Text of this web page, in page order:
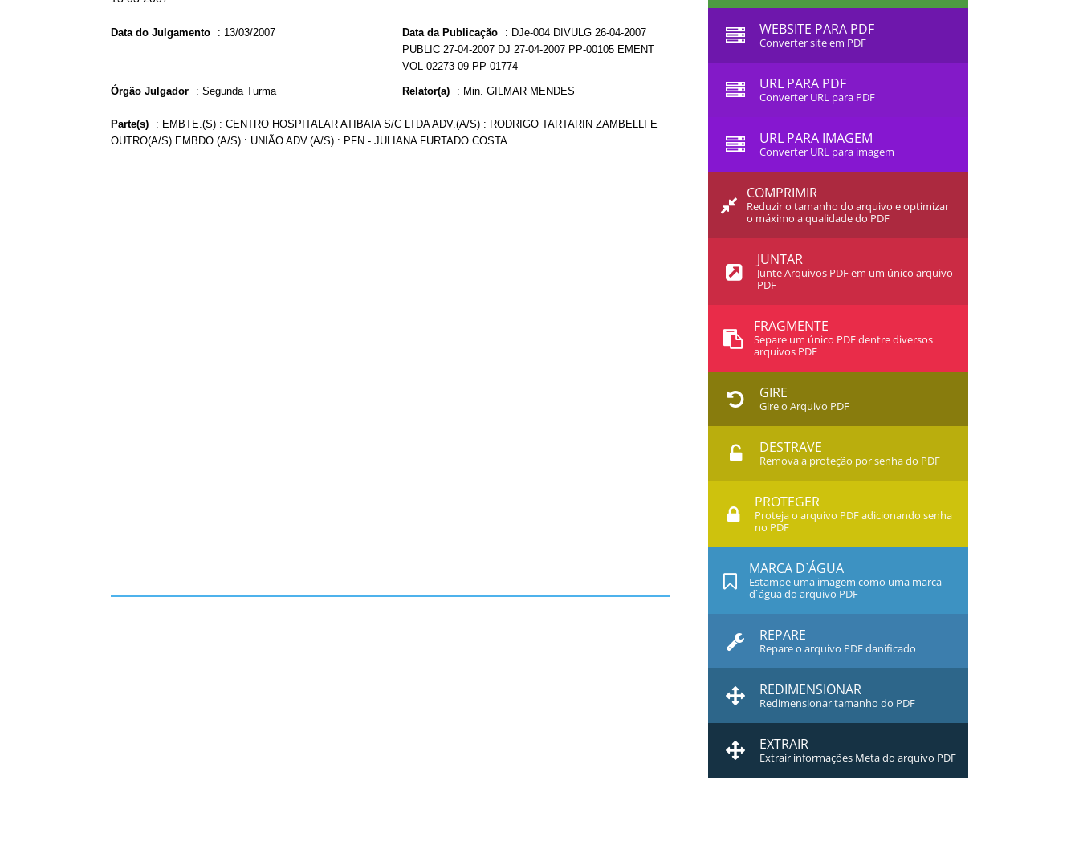
Data do Julgamento : 13/03/2007 Data da Publicação : DJe-004 DIVULG 26-04-2007
PUBLIC 27-04-2007 DJ 27-04-2007 PP-00105 EMENT
VOL-02273-09 PP-01774
Órgão Julgador : Segunda Turma Relator(a) : Min. GILMAR MENDES
Parte(s) : EMBTE.(S) : CENTRO HOSPITALAR ATIBAIA S/C LTDA ADV.(A/S) : RODRIGO TARTARIN ZAMBELLI E
OUTRO(A/S) EMBDO.(A/S) : UNIÃO ADV.(A/S) : PFN - JULIANA FURTADO COSTA
WEBSITE PARA PDF
Converter site em PDF
URL PARA PDF
Converter URL para PDF
URL PARA IMAGEM
Converter URL para imagem
COMPRIMIR
Reduzir o tamanho do arquivo e optimizar
o máximo a qualidade do PDF
JUNTAR
Junte Arquivos PDF em um único arquivo
PDF
FRAGMENTE
Separe um único PDF dentre diversos
arquivos PDF
GIRE
Gire o Arquivo PDF
DESTRAVE
Remova a proteção por senha do PDF
PROTEGER
Proteja o arquivo PDF adicionando senha
no PDF
MARCA D`ÁGUA
Estampe uma imagem como uma marca
d`água do arquivo PDF
REPARE
Repare o arquivo PDF danificado
REDIMENSIONAR
Redimensionar tamanho do PDF
EXTRAIR
Extrair informações Meta do arquivo PDF